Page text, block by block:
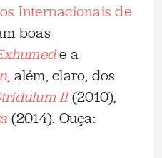
Internacionais de
boas
e a
, além, claro, dos
II(2010),
(2014). Ouça: